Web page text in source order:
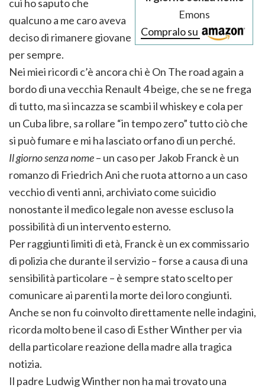
Emons
Compralo su
cui ho saputo che
qualcuno a me caro aveva
deciso di rimanere giovane
per sempre.
Nei miei ricordi c’è ancora chi è On The road again a
bordo di una vecchia Renault 4 beige, che se ne frega
di tutto, ma si incazza se scambi il whiskey e cola per
un Cuba libre, sa rollare “in tempo zero” tutto ciò che
si può fumare e mi ha lasciato orfano di un perché.
Il giorno senza nome– un caso per Jakob Franck è un
romanzo di Friedrich Ani che ruota attorno a un caso
vecchio di venti anni, archiviato come suicidio
nonostante il medico legale non avesse escluso la
possibilità di un intervento esterno.
Per raggiunti limiti di età, Franck è un ex commissario
di polizia che durante il servizio – forse a causa di una
sensibilità particolare – è sempre stato scelto per
comunicare ai parenti la morte dei loro congiunti.
Anche se non fu coinvolto direttamente nelle indagini,
ricorda molto bene il caso di Esther Winther per via
della particolare reazione della madre alla tragica
notizia.
Il padre Ludwig Winther non ha mai trovato una